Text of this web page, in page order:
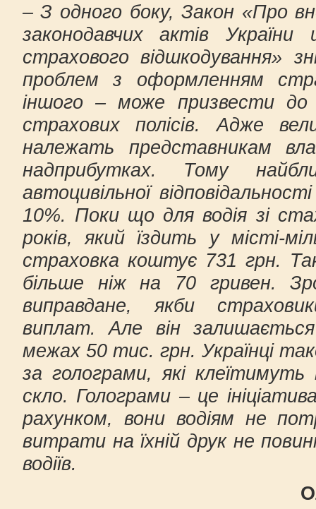
– З одного боку, Закон «Про
законодавчих актів
страхового відшкодування»
проблем з оформленням
іншого – може призвести до
страхових полісів. Адже
належать представникам
надприбутках. Тому
автоцивільної
10%. Поки що для водія зі
років, який їздить у місті-
страховка коштує 731 грн.
більше ніж на 70 гривен.
виправдане, якби
виплат. Але він
межах 50 тис. грн. Українці
за голограми, які
скло. Голограми – це
рахунком, вони водіям не
витрати на їхній друк не
водіїв.